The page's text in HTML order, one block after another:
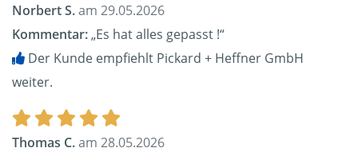
Norbert S.am 29.05.2026
Kommentar:„Es hat alles gepasst !“
Der Kunde empfiehlt Pickard + Heffner GmbH
weiter.
Thomas C.am 28.05.2026